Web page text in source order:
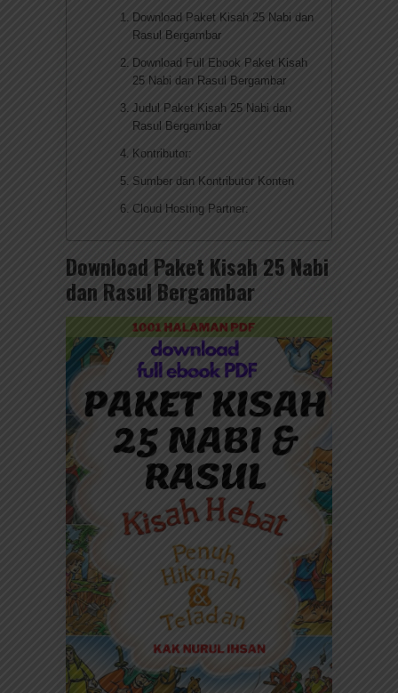
Download Paket Kisah 25 Nabi dan
Rasul Bergambar
Download Full Ebook Paket Kisah
25 Nabi dan Rasul Bergambar
Judul Paket Kisah 25 Nabi dan
Rasul Bergambar
Kontributor:
Sumber dan Kontributor Konten
Cloud Hosting Partner:
Download Paket Kisah 25 Nabi
dan Rasul Bergambar